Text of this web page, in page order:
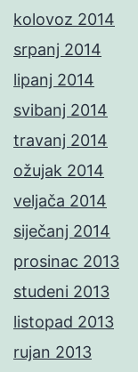
kolovoz 2014
srpanj 2014
lipanj 2014
svibanj 2014
travanj 2014
ožujak 2014
veljača 2014
siječanj 2014
prosinac 2013
studeni 2013
listopad 2013
rujan 2013